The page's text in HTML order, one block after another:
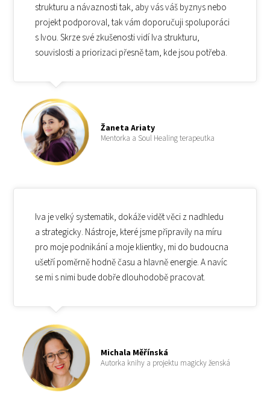
strukturu a návaznosti tak, aby vás váš byznys nebo
projekt podporoval, tak vám doporučuji spoluporáci
s Ivou. Skrze své zkušenosti vidí Iva strukturu,
souvislosti a priorizaci přesně tam, kde jsou potřeba.
Žaneta Ariaty
Mentorka a Soul Healing terapeutka
Iva je velký systematik, dokáže vidět věci z nadhledu
a strategicky. Nástroje, které jsme připravily na míru
pro moje podnikání a moje klientky, mi do budoucna
ušetří poměrně hodně času a hlavně energie. A navíc
se mi s nimi bude dobře dlouhodobě pracovat.
Michala Měřínská
Autorka knihy a projektu magicky ženská